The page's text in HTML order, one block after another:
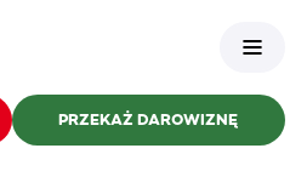
PRZEKAŻ DAROWIZNĘ